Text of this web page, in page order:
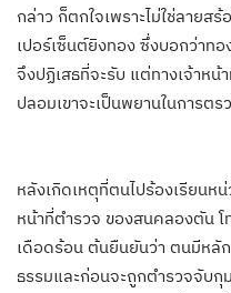
กล่าว ก็ตกใจเพราะไม่ใช่ลายส
เปอร์เซ็นต์ยิงทอง ซึ่งบอกว่าท
จึงปฏิเสธที่จะรับ แต่ทางเจ้าหน้
ปลอมเขาจะเป็นพยานในการตร
หลังเกิดเหตุที่ตนไปร้องเรียนห
หน้าที่ตำรวจ ของสนคลองตัน โ
เดือดร้อน ต้นยืนยันว่า ตนมีหลั
ธรรมและก่อนจะถูกตำรวจจับกุ